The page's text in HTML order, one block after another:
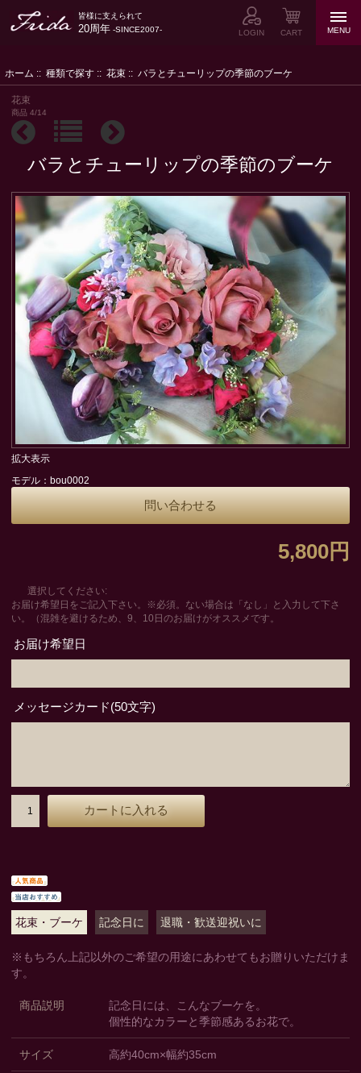
皆様に支えられて
20周年-SINCE2007- LOGIN CART MENU
ホーム :: 種類で探す:: 花束:: バラとチューリップの季節のブーケ
花束
商品 4/14
バラとチューリップの季節のブーケ
拡大表示
モデル：bou0002
問い合わせる
5,800円
選択してください:
お届け希望日をご記入下さい。※必須。ない場合は「なし」と入力して下さ
い。（混雑を避けるため、9、10日のお届けがオススメです。
お届け希望日
メッセージカード(50文字)
花束・ブーケ 記念日に 退職・歓送迎祝いに
※もちろん上記以外のご希望の用途にあわせてもお贈りいただけま
す。
商品説明
記念日には、こんなブーケを。
個性的なカラーと季節感あるお花で。
サイズ 高約40cm×幅約35cm